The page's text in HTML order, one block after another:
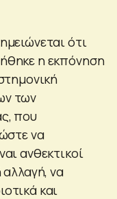
ότι
η εκπόνηση
των
που
να
ανθεκτικοί
αλλαγή, να
και